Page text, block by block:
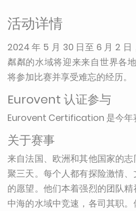
活动详情
2024 年 5 月 30 日至 6 月 2 日
粼粼的水域将迎来来自世界各
将参加比赛并享受难忘的经历。
Eurovent 认证参与
Eurovent Certification 是今年
关于赛事
来自法国、欧洲和其他国家的
聚三天。每个人都有探险激情
的愿望。他们本着强烈的团队
中海的水域中竞速，各司其职